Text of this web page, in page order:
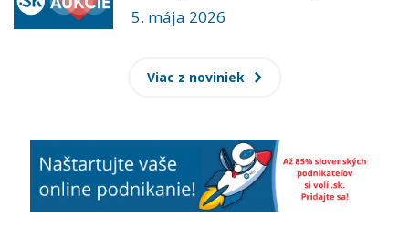
5. mája 2026
Viac z noviniek